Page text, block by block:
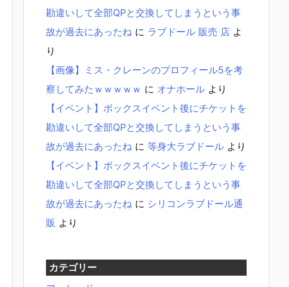
勘違いして全部QPと交換してしまうという事
故が過去にあったね に ラブドール 販売 店 よ
り
【画像】ミス・クレーンのプロフィール5を考
察してみたｗｗｗｗｗ に オナホール より
【イベント】ボックスイベント後にチケットを
勘違いして全部QPと交換してしまうという事
故が過去にあったね に 等身大ラブドール より
【イベント】ボックスイベント後にチケットを
勘違いして全部QPと交換してしまうという事
故が過去にあったね に シリコンラブドール通
販 より
カテゴリー